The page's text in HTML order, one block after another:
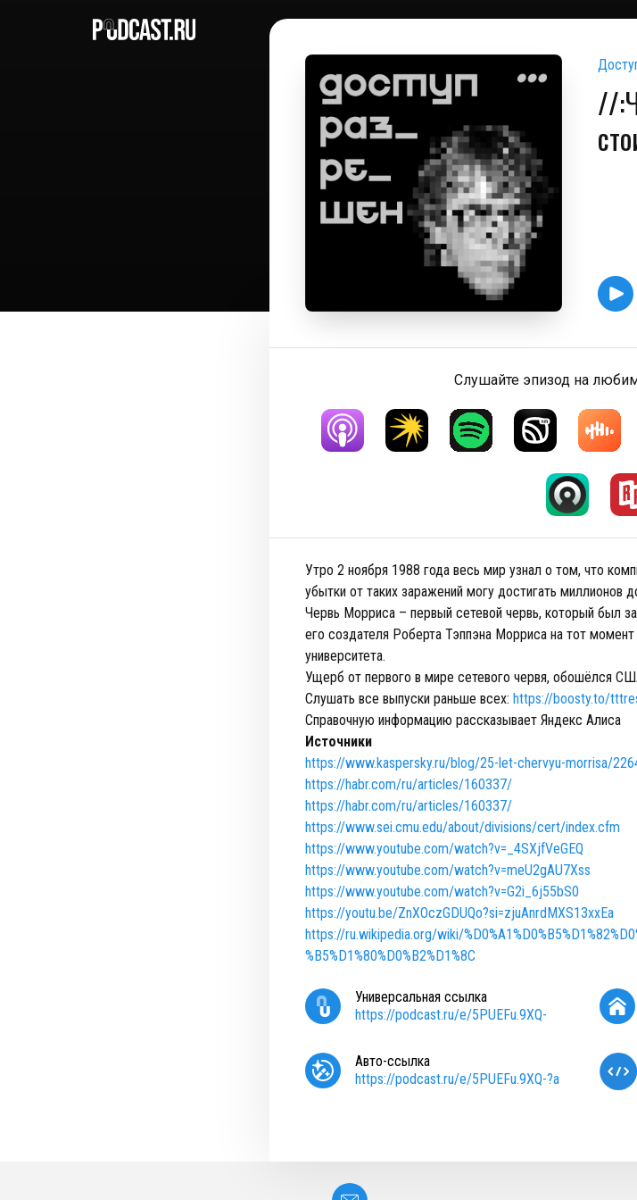
//
Слушайте эпизод на
Утро 2 ноября 1988 года весь мир узнал о том, что
убытки от таких заражений могу достигать миллионов
Червь Морриса – первый сетевой червь, который был
его создателя Роберта Тэппэна Морриса на тот
университета.
Ущерб от первого в мире сетевого червя, обошёлся
Слушать все выпуски раньше всех: https://boosty.to/
Справочную информацию рассказывает Яндекс Алиса
Источники
https://www.kaspersky.ru/blog/25-let-chervyu-morrisa/
https://habr.com/ru/articles/160337/
https://habr.com/ru/articles/160337/
https://www.sei.cmu.edu/about/divisions/cert/index.cfm
https://www.youtube.com/watch?v=_4SXjfVeGEQ
https://www.youtube.com/watch?v=meU2gAU7Xss
https://www.youtube.com/watch?v=G2i_6j55bS0
https://youtu.be/ZnXOczGDUQo?si=zjuAnrdMXS13xxEa
https://ru.wikipedia.org/wiki/
%B5%D1%80%D0%B2%D1%8C
Универсальная ссылка
https://podcast.ru/e/5PUEFu.9XQ-
Авто-ссылка
https://podcast.ru/e/5PUEFu.9XQ-?a